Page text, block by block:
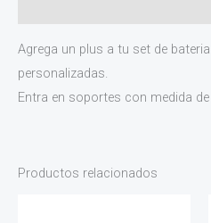
Agrega un plus a tu set de
personalizadas.
Entra en soportes con medida
Productos relacionados